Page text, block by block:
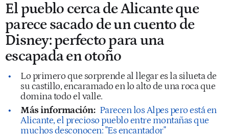
El pueblo cerca de Alicante que
parece sacado de un cuento de
Disney: perfecto para una
escapada en otoño
Lo primero que sorprende al llegar es la silueta de
su castillo, encaramado en lo alto de una roca que
domina todo el valle.
Más información: Parecen los Alpes pero está en
Alicante, el precioso pueblo entre montañas que
muchos desconocen: "Es encantador"